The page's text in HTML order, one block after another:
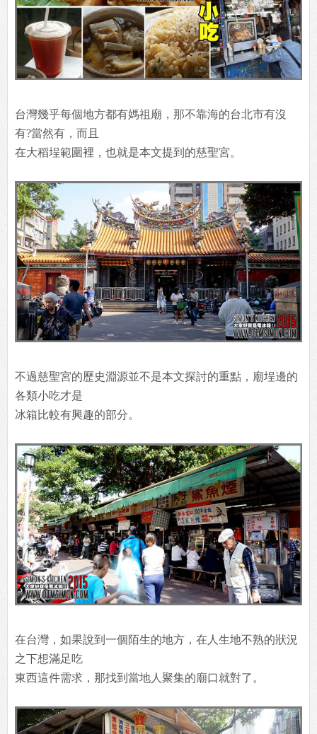
台灣幾乎每個地方都有媽祖廟，那不靠海的台北市有沒
有?當然有，而且
在大稻埕範圍裡，也就是本文提到的慈聖宮。
不過慈聖宮的歷史淵源並不是本文探討的重點，廟埕邊的
各類小吃才是
冰箱比較有興趣的部分。
在台灣，如果說到一個陌生的地方，在人生地不熟的狀況
之下想滿足吃
東西這件需求，那找到當地人聚集的廟口就對了。